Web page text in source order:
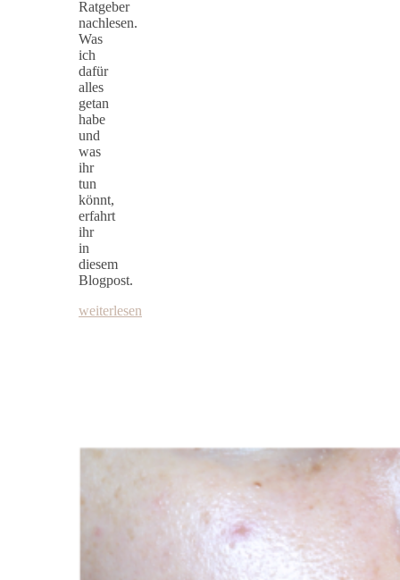
Ratgeber
nachlesen.
Was
ich
dafür
alles
getan
habe
und
was
ihr
tun
könnt,
erfahrt
ihr
in
diesem
Blogpost.
weiterlesen